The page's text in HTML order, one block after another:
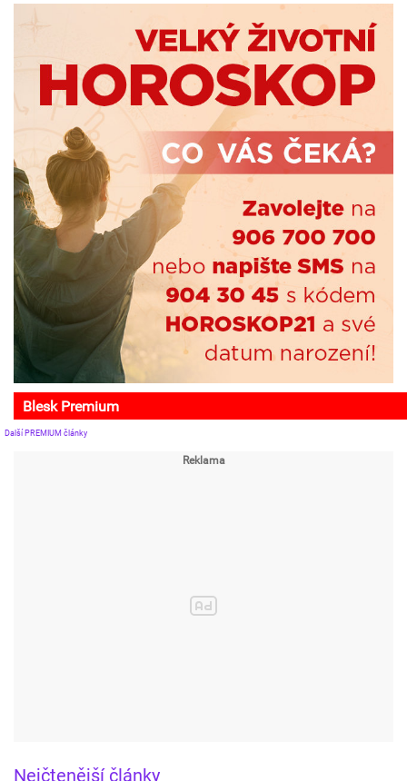
Blesk Premium
Další PREMIUM články
Nejčtenější články